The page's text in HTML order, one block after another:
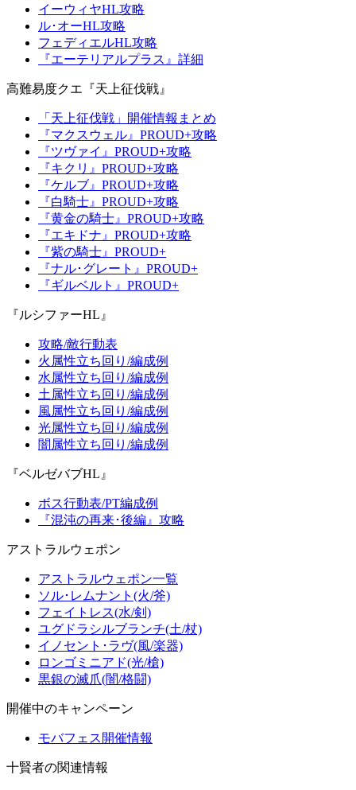
イーウィヤHL攻略
ル･オーHL攻略
フェディエルHL攻略
『エーテリアルプラス』詳細
高難易度クエ『天上征伐戦』
「天上征伐戦」開催情報まとめ
『マクスウェル』PROUD+攻略
『ツヴァイ』PROUD+攻略
『キクリ』PROUD+攻略
『ケルブ』PROUD+攻略
『白騎士』PROUD+攻略
『黄金の騎士』PROUD+攻略
『エキドナ』PROUD+攻略
『紫の騎士』PROUD+
『ナル･グレート』PROUD+
『ギルベルト』PROUD+
『ルシファーHL』
攻略/敵行動表
火属性立ち回り/編成例
水属性立ち回り/編成例
土属性立ち回り/編成例
風属性立ち回り/編成例
光属性立ち回り/編成例
闇属性立ち回り/編成例
『ベルゼバブHL』
ボス行動表/PT編成例
『混沌の再来･後編』攻略
アストラルウェポン
アストラルウェポン一覧
ソル･レムナント(火/斧)
フェイトレス(水/剣)
ユグドラシルブランチ(土/杖)
イノセント･ラヴ(風/楽器)
ロンゴミニアド(光/槍)
黒銀の滅爪(闇/格闘)
開催中のキャンペーン
モバフェス開催情報
十賢者の関連情報